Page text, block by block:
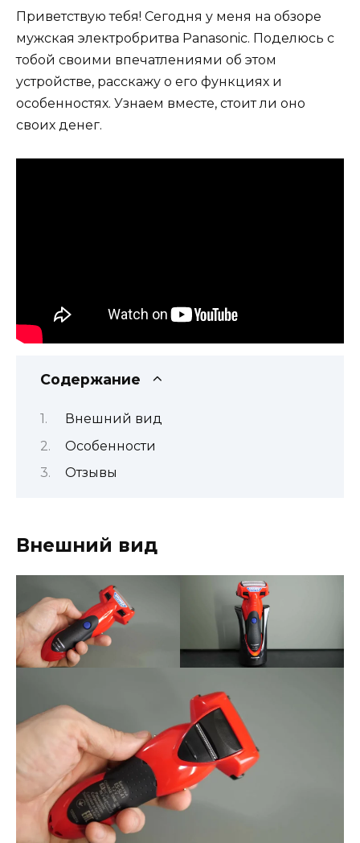
Приветствую тебя! Сегодня у меня на обзоре
мужская электробритва Panasonic. Поделюсь с
тобой своими впечатлениями об этом
устройстве, расскажу о его функциях и
особенностях. Узнаем вместе, стоит ли оно
своих денег.
Содержание
Внешний вид
Особенности
Отзывы
Внешний вид